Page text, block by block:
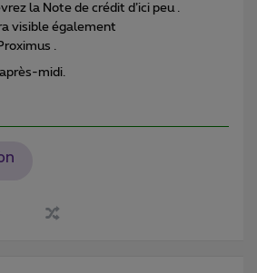
la Note de crédit d’ici peu .
visible également
.
midi.